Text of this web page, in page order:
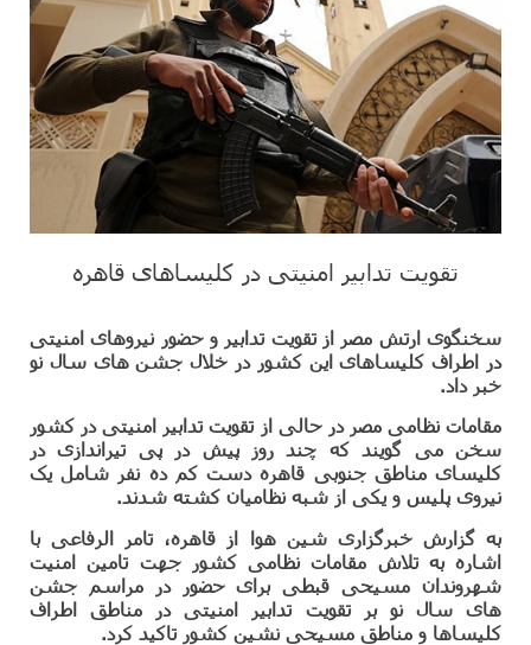
تقویت تدابیر امنیتی در کلیساهای قاهره
سخنگوی ارتش مصر از تقویت تدابیر و حضور نیروهای امنیتی
در اطراف کلیساهای این کشور در خلال جشن های سال نو
خبر داد.
مقامات نظامی مصر در حالی از تقویت تدابیر امنیتی در کشور
سخن می گویند که چند روز پیش در پی تیراندازی در
کلیسای مناطق جنوبی قاهره دست کم ده نفر شامل یک
نیروی پلیس و یکی از شبه نظامیان کشته شدند.
به گزارش خبرگزاری شین هوا از قاهره، تامر الرفاعی با
اشاره به تلاش مقامات نظامی کشور جهت تامین امنیت
شهروندان مسیحی قبطی برای حضور در مراسم جشن
های سال نو بر تقویت تدابیر امنیتی در مناطق اطراف
کلیساها و مناطق مسیحی نشین کشور تاکید کرد.